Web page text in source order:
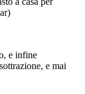
e infine
e mai